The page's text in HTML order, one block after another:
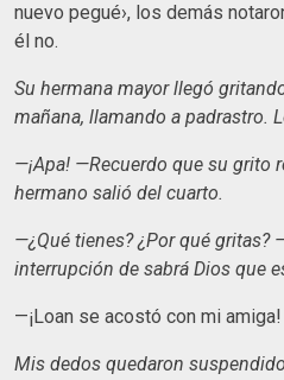
nuevo pegué›, los demás
él no.
Su hermana mayor llegó
mañana, llamando a padrastro.
—¡Apa! —Recuerdo que su grito
hermano salió del cuarto.
—¿Qué tienes? ¿Por qué gritas?
interrupción de sabrá Dios que
—¡Loan se acostó con mi amiga!
Mis dedos quedaron